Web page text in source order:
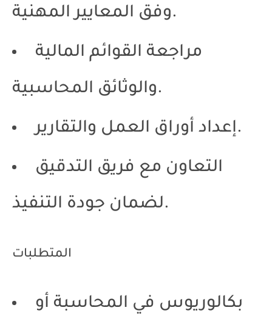
وفق المعايير المهنية.
مراجعة القوائم المالية
والوثائق المحاسبية.
إعداد أوراق العمل والتقارير.
التعاون مع فريق التدقيق
لضمان جودة التنفيذ.
المتطلبات
بكالوريوس في المحاسبة أو